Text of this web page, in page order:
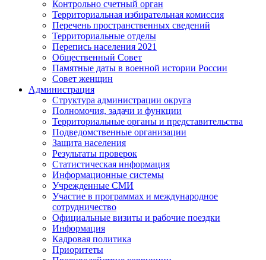
Контрольно счетный орган
Территориальная избирательная комиссия
Перечень пространственных сведений
Территориальные отделы
Перепись населения 2021
Общественный Совет
Памятные даты в военной истории России
Совет женщин
Администрация
Структура администрации округа
Полномочия, задачи и функции
Территориальные органы и представительства
Подведомственные организации
Защита населения
Результаты проверок
Статистическая информация
Информационные системы
Учрежденные СМИ
Участие в программах и международное
сотрудничество
Официальные визиты и рабочие поездки
Информация
Кадровая политика
Приоритеты